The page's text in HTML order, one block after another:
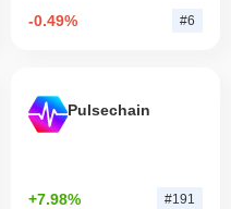
-0.49% #6
Pulsechain
+7.98% #191